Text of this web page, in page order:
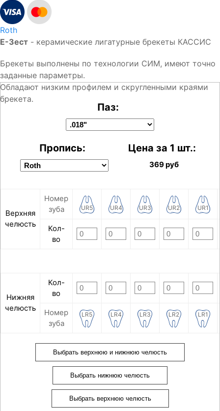
Roth
E-Зест - керамические лигатурные брекеты КАССИС
Брекеты выполнены по технологии СИМ, имеют точно
заданные параметры.
Обладают низким профилем и скругленными краями
брекета.
Паз:
Пропись: Цена за 1 шт.:
369руб
Верхняя
челюсть
Номер
зуба
UR5 UR4 UR3 UR2 UR1
Кол-
во
Нижняя
челюсть
Кол-
во
Номер
зуба
LR5 LR4 LR3 LR2 LR1
Выбрать верхнюю и нижнюю челюсть
Выбрать нижнюю челюсть
Выбрать верхнюю челюсть